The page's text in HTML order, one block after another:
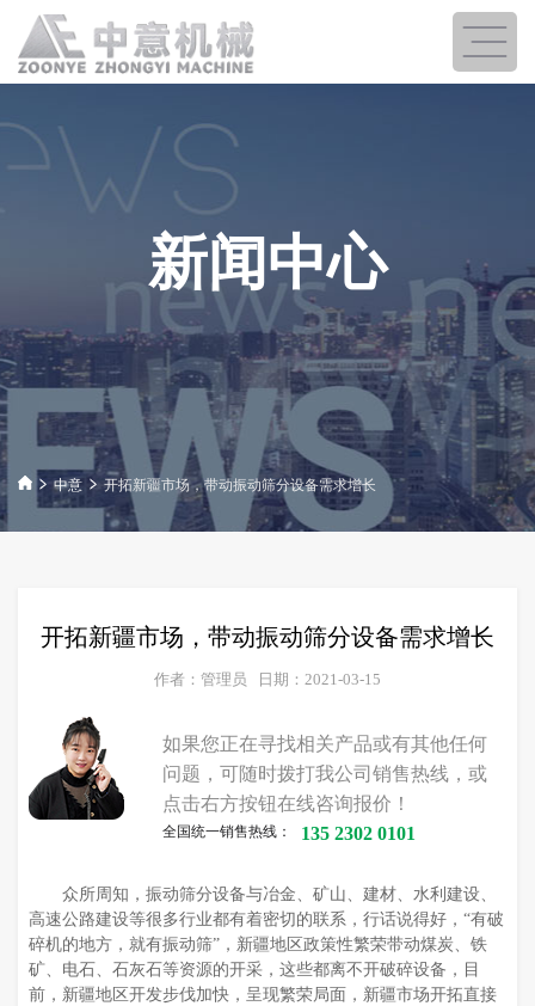
新闻中心
中意 开拓新疆市场，带动振动筛分设备需求增长
开拓新疆市场，带动振动筛分设备需求增长
作者：管理员 日期：2021-03-15
如果您正在寻找相关产品或有其他任何
问题，可随时拨打我公司销售热线，或
点击右方按钮在线咨询报价！
全国统一销售热线： 135 2302 0101
众所周知，振动筛分设备与冶金、矿山、建材、水利建设、
高速公路建设等很多行业都有着密切的联系，行话说得好，“有破
碎机的地方，就有振动筛”，新疆地区政策性繁荣带动煤炭、铁
矿、电石、石灰石等资源的开采，这些都离不开破碎设备，目
前，新疆地区开发步伐加快，呈现繁荣局面，新疆市场开拓直接